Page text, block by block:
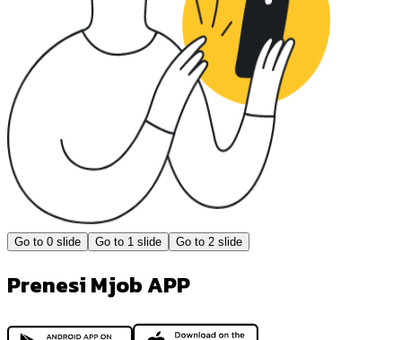
Go to 0 slide Go to 1 slide Go to 2 slide
Prenesi Mjob APP